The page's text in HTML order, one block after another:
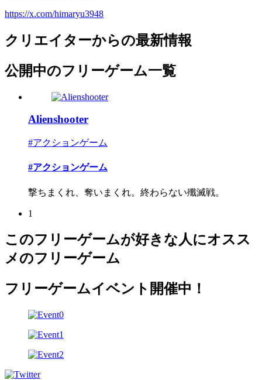
https://x.com/himaryu3948
クリエイターからの最新情報
公開中のフリーゲーム一覧
Alienshooter
#アクションゲーム
#アクションゲーム
撃ちまくれ、奪いまくれ。終わらない殲滅戦。
1
このフリーゲームが好きな人にオスス
メのフリーゲーム
フリーゲームイベント開催中！